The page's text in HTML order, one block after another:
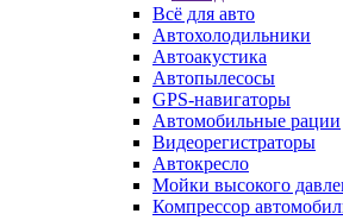
Всё для авто
Автохолодильники
Автоакустика
Автопылесосы
GPS-навигаторы
Автомобильные рации
Видеорегистраторы
Автокресло
Мойки высокого
Компрессор